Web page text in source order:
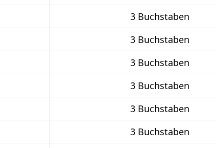
3 Buchstaben
3 Buchstaben
3 Buchstaben
3 Buchstaben
3 Buchstaben
3 Buchstaben